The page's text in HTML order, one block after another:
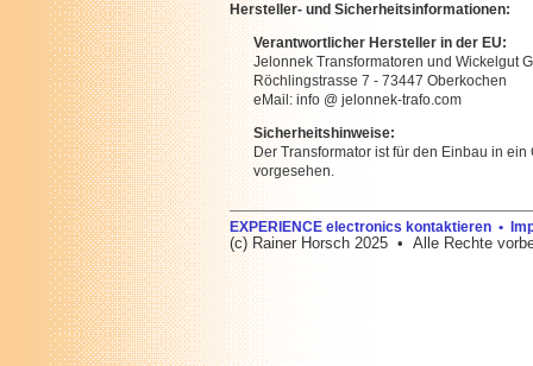
Hersteller- und Sicherheitsinformationen:
Verantwortlicher Hersteller in der EU:
Jelonnek Transformatoren und Wickelgut
Röchlingstrasse 7 - 73447 Oberkochen
eMail: info @ jelonnek-trafo.com
Sicherheitshinweise:
Der Transformator ist für den Einbau in
vorgesehen.
EXPERIENCE electronics kontaktieren •
(c) Rainer Horsch 2025 • Alle Rechte